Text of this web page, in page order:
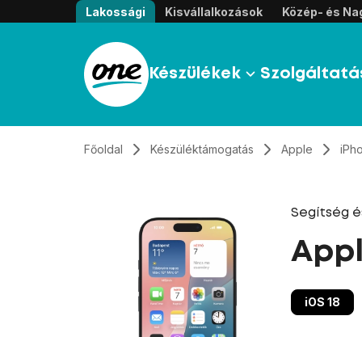
Átugrás, tovább a tartalomhoz
Lakossági Kisvállalkozások Közép- és
Készülékek
Főoldal Készüléktámogatás Apple
Segítség
iOS 18